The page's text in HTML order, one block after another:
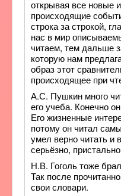
открывая все новые
происходящие
строка за строкой,
нас в мир
читаем, тем дальше
которую нам
образ этот
происходящее при
А.С. Пушкин много
его учеба. Конечно
Его жизненные
потому он читал
умел верно читать и
серьёзно,
Н.В. Гоголь тоже
Так после
свои словари.